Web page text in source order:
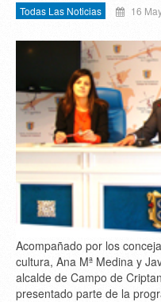
Todas Las Noticias 16
Acompañado por los
cultura, Ana Mª Medina y
alcalde de Campo de
presentado parte de la